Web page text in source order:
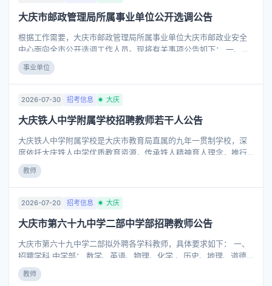
部322房间(双休日及节假日除外) (三)截止时间：招满为止 (四)联系
电话：6612826 大庆市人民医院 2026年8月3日
大庆市邮政管理局所属事业单位公开选调公告
根据工作需要，大庆市邮政管理局所属事业单位大庆市邮政业安全
中心面向全市公开选调工作人员。现将有关事项公告如下： 一、选
调计划 大庆市邮政管理局所属事业单位大庆市邮政业安全中心计划
选调工作人员2名，具体岗位和要求详见《大庆市邮政管理局所属事
业单位2026年公开选调工作人员岗位计划表》（附件1）。 二、选
调范围 全市范围内（包括县、区）的各级机关、事业单位在编在岗
国籍； 2.中共党员，政治立场坚定、政治素质过硬，深刻领悟“两个
维护”； 3.
事业单位
2026-07-30 招考信息 大庆
大庆铁人中学附属学校招聘教师若干人公告
大庆铁人中学附属学校是大庆市教育局直属的九年一贯制学校，深
度依托大庆铁人中学优质教育资源，传承铁人精神育人理念，推行
小初高一体化贯通培养。学校沿用铁人中学精细化管理模式，打造
高效课堂，自开办以来，办学成绩稳步跃升，是让胡路区优质义务
教育新标杆。 根据发展需要，大庆铁人中学附属学校拟招聘学科教
师若干人，具体要求如下： 一、招聘学科 中学部：语文、数学、体
本条件： 1.具有中华人民共和国国籍。 2.遵守宪法和法律，具有良
质，符合国家公务员录用体检标准。 (二)岗位条件：
教师
2026-07-20 招考信息 大庆
大庆市第六十九中学二部中学部招聘教师公告
大庆市第六十九中学二部拟外聘各学科教师，具体要求如下： 一、
招聘学科 中学部： 数学、英语、物理、化学 、历史、地理、道德
与法治、生物、体育 二、资格条件 (一) 基本条件： 1.具有中华人民
共和国国籍。 2.遵守宪法和法律，具有良好的品行和职业道德。 3.
教师